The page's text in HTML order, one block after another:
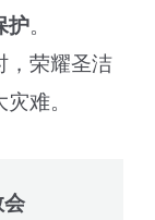
护。
，荣耀圣洁
难。